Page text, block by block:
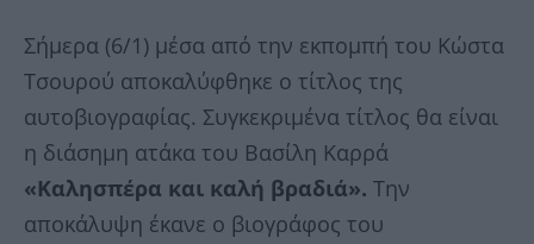
Σήμερα (6/1) μέσα από την εκπομπή του Κώστα
Τσουρού αποκαλύφθηκε ο τίτλος της
αυτοβιογραφίας. Συγκεκριμένα τίτλος θα είναι
η διάσημη ατάκα του Βασίλη Καρρά
«Καλησπέρα και καλή βραδιά». Την
αποκάλυψη έκανε ο βιογράφος του